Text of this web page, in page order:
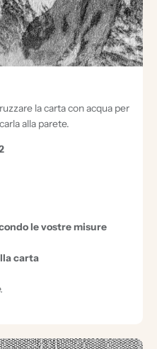
la carta con acqua per
alla parete.
le vostre misure
carta